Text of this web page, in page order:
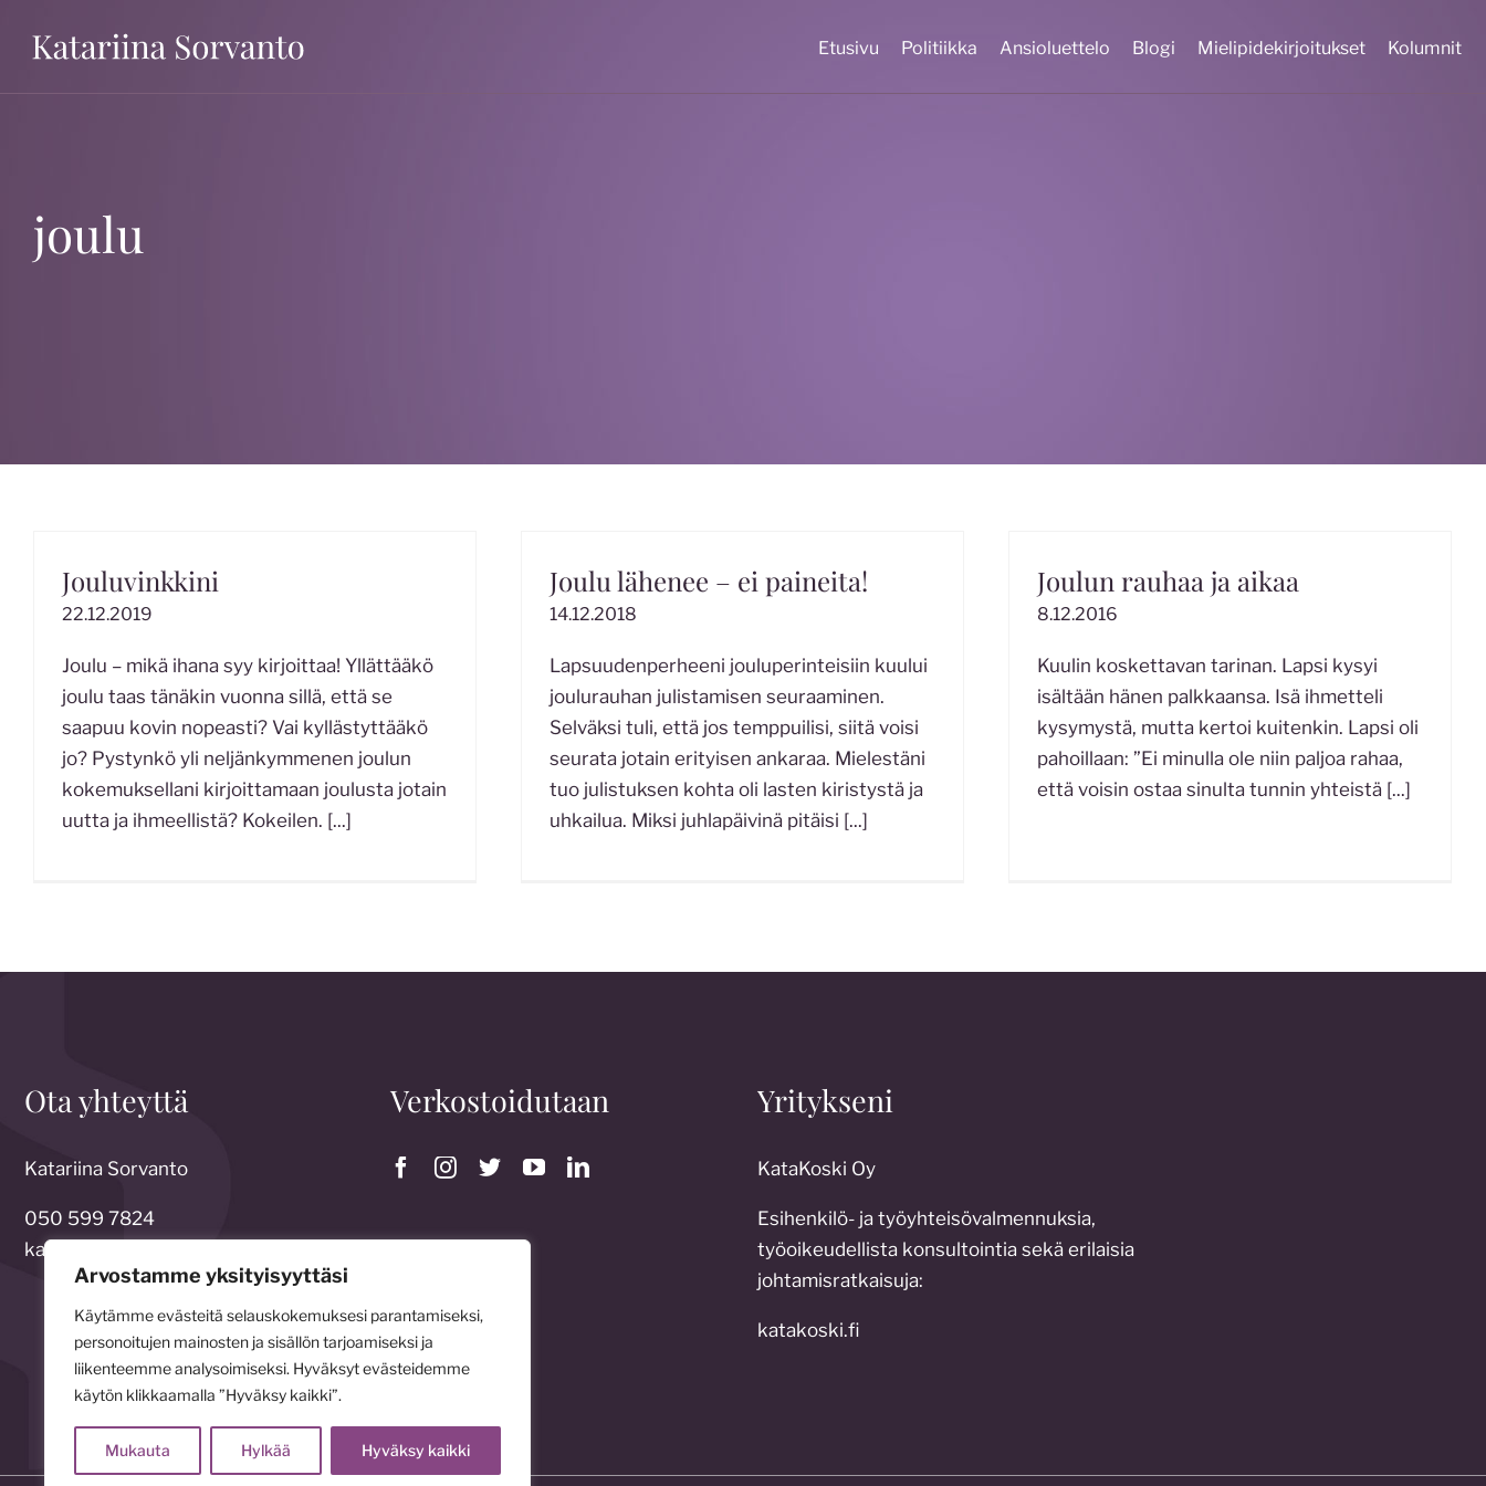
Arvostamme yksityisyyttäsi
Käytämme evästeitä selauskokemuksesi parantamiseksi,
personoitujen mainosten ja sisällön tarjoamiseksi ja
liikenteemme analysoimiseksi. Hyväksyt evästeidemme
käytön klikkaamalla ”Hyväksy kaikki”.
Mukauta Hylkää Hyväksy kaikki
Etusivu Politiikka Ansioluettelo Blogi Mielipidekirjoitukset Kolumnit
joulu
Jouluvinkkini
22.12.2019
Joulu – mikä ihana syy kirjoittaa! Yllättääkö
joulu taas tänäkin vuonna sillä, että se
saapuu kovin nopeasti? Vai kyllästyttääkö
jo? Pystynkö yli neljänkymmenen joulun
kokemuksellani kirjoittamaan joulusta jotain
uutta ja ihmeellistä? Kokeilen. [...]
Joulu lähenee – ei paineita!
14.12.2018
Lapsuudenperheeni jouluperinteisiin kuului
joulurauhan julistamisen seuraaminen.
Selväksi tuli, että jos temppuilisi, siitä voisi
seurata jotain erityisen ankaraa. Mielestäni
tuo julistuksen kohta oli lasten kiristystä ja
uhkailua. Miksi juhlapäivinä pitäisi [...]
Joulun rauhaa ja aikaa
8.12.2016
Kuulin koskettavan tarinan. Lapsi kysyi
isältään hänen palkkaansa. Isä ihmetteli
kysymystä, mutta kertoi kuitenkin. Lapsi oli
pahoillaan: ”Ei minulla ole niin paljoa rahaa,
että voisin ostaa sinulta tunnin yhteistä [...]
Ota yhteyttä
Katariina Sorvanto
050 599 7824
katariina.sorvanto@gmail.com
Verkostoidutaan Yritykseni
KataKoski Oy
Esihenkilö- ja työyhteisövalmennuksia,
työoikeudellista konsultointia sekä erilaisia
johtamisratkaisuja:
katakoski.fi